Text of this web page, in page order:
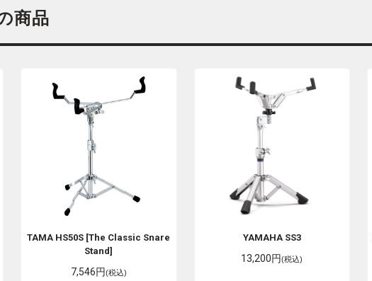
商品
TAMA HS50S [The Classic Snare
Stand]
7,546円(税込)
YAMAHA SS3
13,200円(税込)